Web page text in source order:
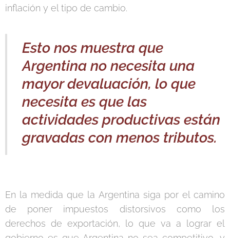
inflación y el tipo de cambio.
Esto nos muestra que
Argentina no necesita una
mayor devaluación, lo que
necesita es que las
actividades productivas están
gravadas con menos tributos.
En la medida que la Argentina siga por el camino
de poner impuestos distorsivos como los
derechos de exportación, lo que va a lograr el